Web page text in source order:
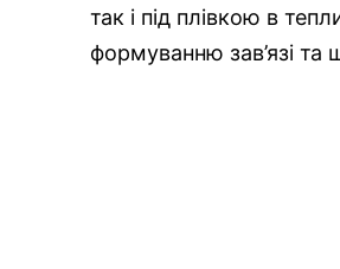
так і під плівкою в
формуванню зав’язі